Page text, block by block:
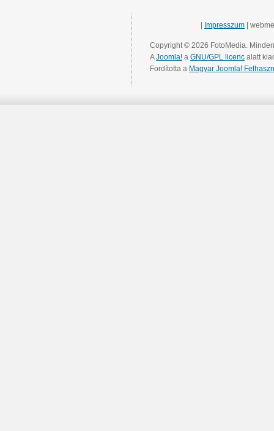
Impresszum |
Copyright © 2026 FotoMedia.
AJoomla! a GNU/GPL licenc alatt
Fordította a Magyar Joomla!